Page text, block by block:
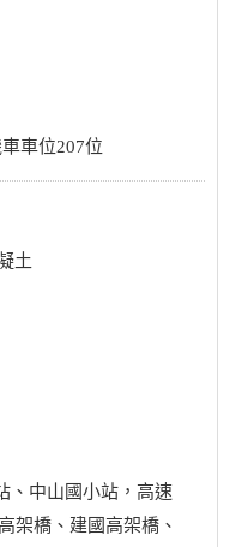
車位207位
土
、中山國小站，高速
架橋、建國高架橋、